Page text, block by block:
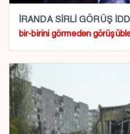
İRANDA SİRLİ GÖRÜŞ
bir-birini görmədən